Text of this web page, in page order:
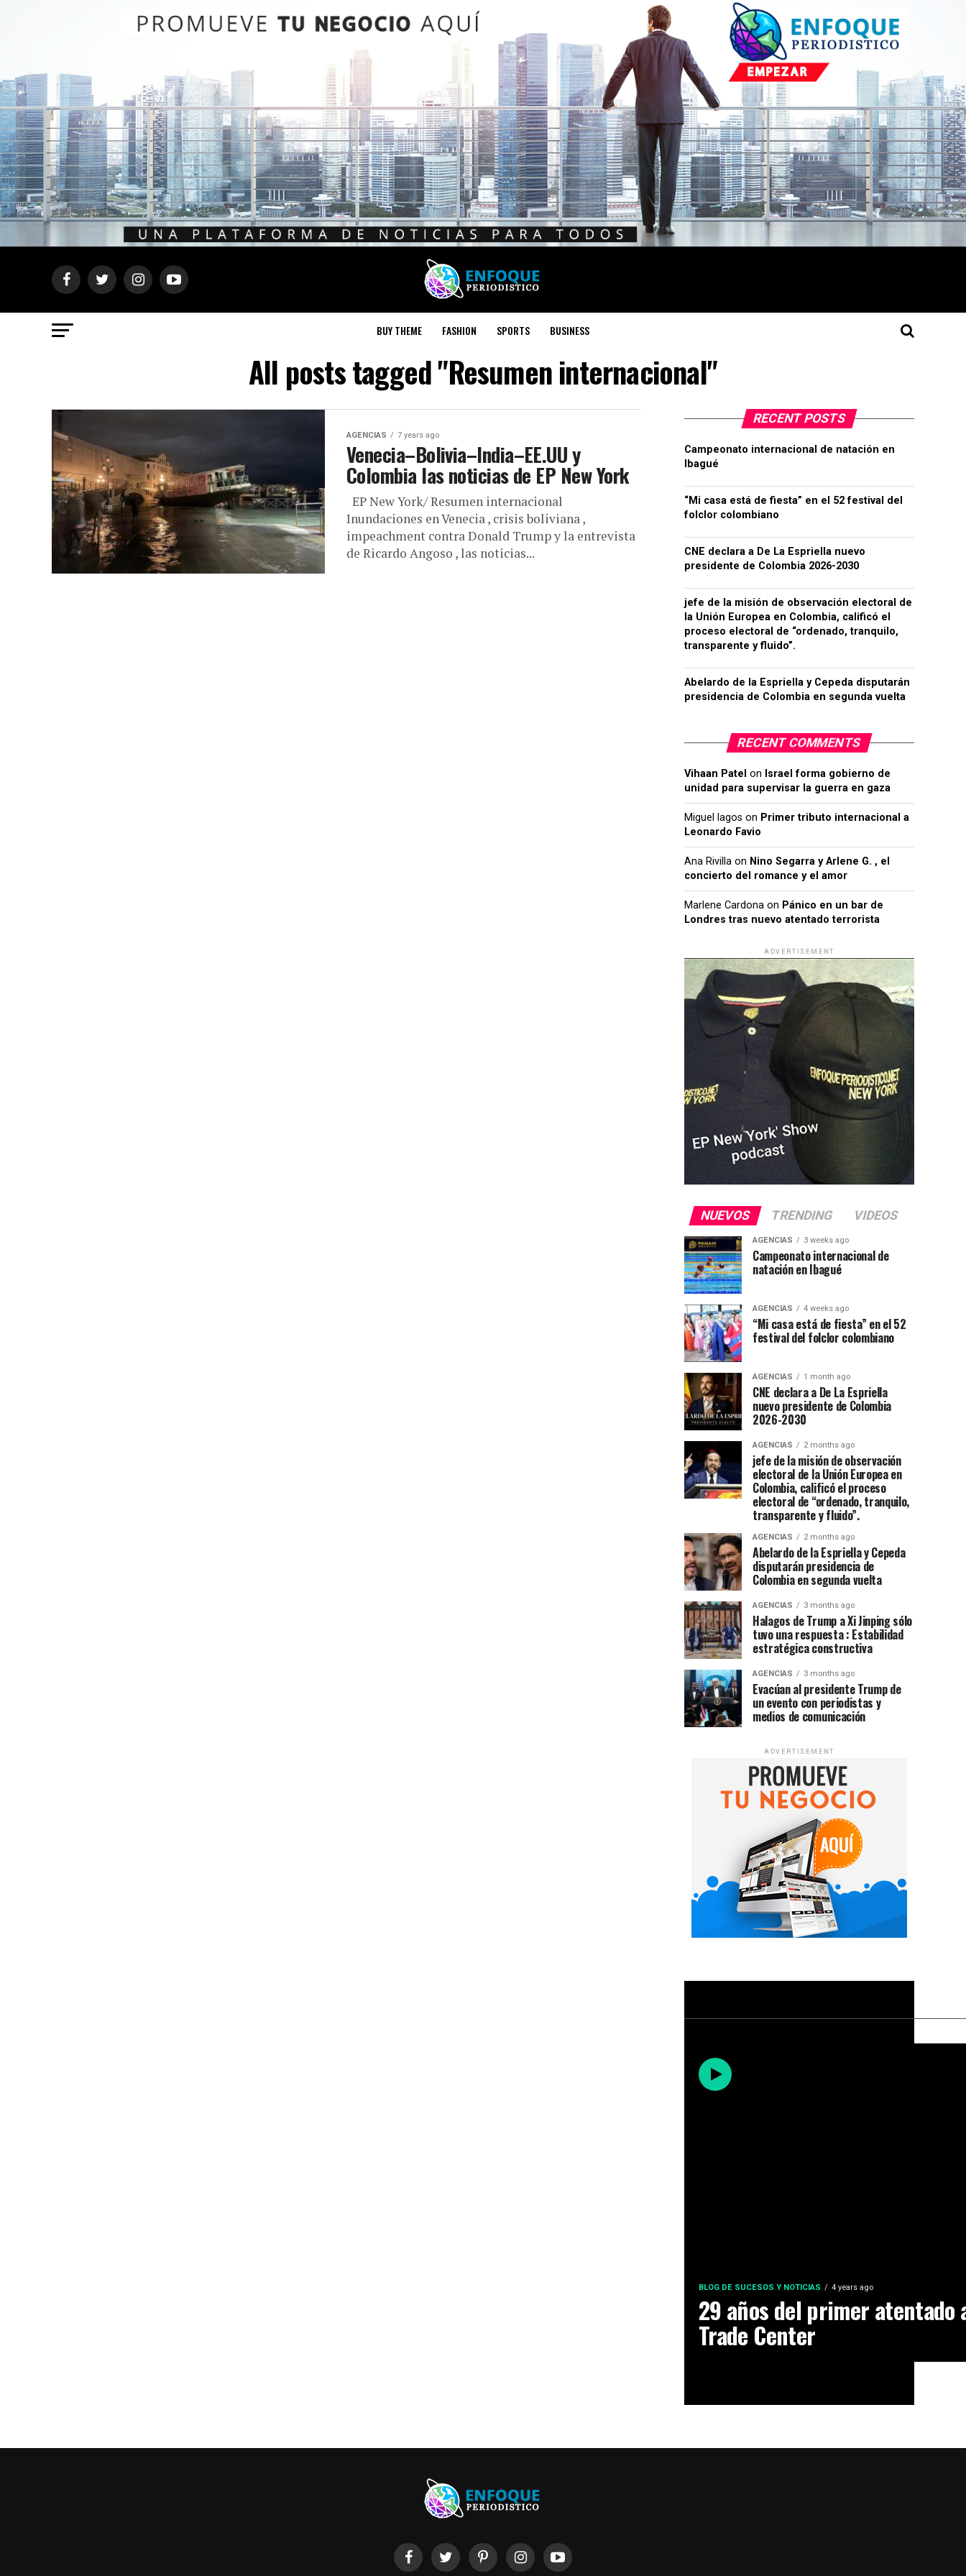
BUY THEME FASHION SPORTS BUSINESS
All posts tagged "Resumen internacional"
AGENCIAS 7 years ago
Venecia–Bolivia–India–EE.UU y
Colombia las noticias de EP New York
EP New York/ Resumen internacional
Inundaciones en Venecia , crisis boliviana ,
impeachment contra Donald Trump y la entrevista
de Ricardo Angoso , las noticias...
RECENT POSTS
Campeonato internacional de natación en
Ibagué
“Mi casa está de fiesta” en el 52 festival del
folclor colombiano
CNE declara a De La Espriella nuevo
presidente de Colombia 2026-2030
jefe de la misión de observación electoral de
la Unión Europea en Colombia, calificó el
proceso electoral de “ordenado, tranquilo,
transparente y fluido”.
Abelardo de la Espriella y Cepeda disputarán
presidencia de Colombia en segunda vuelta
RECENT COMMENTS
Vihaan Patel on Israel forma gobierno de
unidad para supervisar la guerra en gaza
Miguel lagos on Primer tributo internacional a
Leonardo Favio
Ana Rivilla on Nino Segarra y Arlene G. , el
concierto del romance y el amor
Marlene Cardona on Pánico en un bar de
Londres tras nuevo atentado terrorista
ADVERTISEMENT
NUEVOS TRENDING VIDEOS
AGENCIAS 3 weeks ago
Campeonato internacional de
natación en Ibagué
AGENCIAS 4 weeks ago
“Mi casa está de fiesta” en el 52
festival del folclor colombiano
AGENCIAS 1 month ago
CNE declara a De La Espriella
nuevo presidente de Colombia
2026-2030
AGENCIAS 2 months ago
jefe de la misión de observación
electoral de la Unión Europea en
Colombia, calificó el proceso
electoral de “ordenado, tranquilo,
transparente y fluido”.
AGENCIAS 2 months ago
Abelardo de la Espriella y Cepeda
disputarán presidencia de
Colombia en segunda vuelta
AGENCIAS 3 months ago
Halagos de Trump a Xi Jinping sólo
tuvo una respuesta : Estabilidad
estratégica constructiva
AGENCIAS 3 months ago
Evacúan al presidente Trump de
un evento con periodistas y
medios de comunicación
ADVERTISEMENT
BLOG DE SUCESOS Y NOTICIAS 4 years ago
29 años del primer atentado
Trade Center